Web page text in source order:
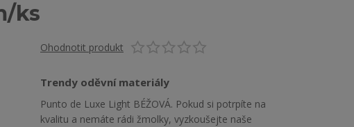
ks
Ohodnotit produkt
Trendy oděvní materiály
Punto de Luxe Light BÉŽOVÁ. Pokud si potrpíte na
kvalitu a nemáte rádi žmolky, vyzkoušejte naše